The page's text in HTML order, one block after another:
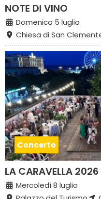
NOTE DI VINO
Domenica 5 luglio
Chiesa di San
Concerto
LA CARAVELLA 2026
Mercoledì 8 luglio